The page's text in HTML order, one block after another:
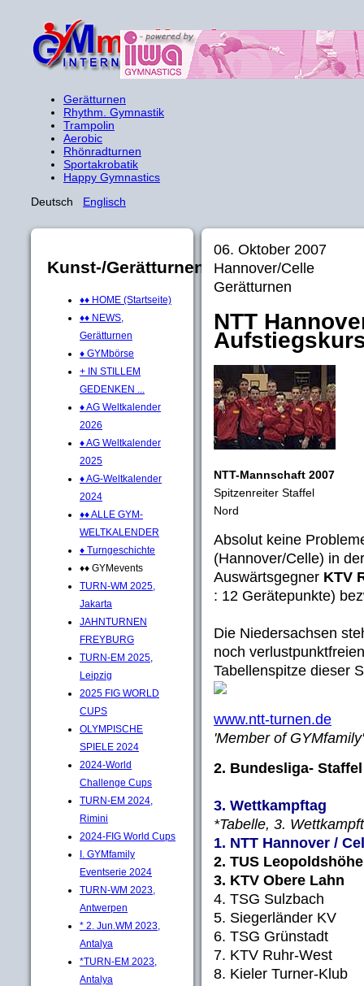
Gerätturnen
Rhythm. Gymnastik
Trampolin
Aerobic
Rhönradturnen
Sportakrobatik
Happy Gymnastics
Deutsch Englisch
Kunst-/Gerätturnen
♦♦ HOME (Startseite)
♦♦ NEWS,
Gerätturnen
♦ GYMbörse
+ IN STILLEM
GEDENKEN ...
♦ AG Weltkalender
2026
♦ AG Weltkalender
2025
♦ AG-Weltkalender
2024
♦♦ ALLE GYM-
WELTKALENDER
♦ Turngeschichte
♦♦ GYMevents
TURN-WM 2025,
Jakarta
JAHNTURNEN
FREYBURG
TURN-EM 2025,
Leipzig
2025 FIG WORLD
CUPS
OLYMPISCHE
SPIELE 2024
2024-World
Challenge Cups
TURN-EM 2024,
Rimini
2024-FIG World Cups
I. GYMfamily
Eventserie 2024
TURN-WM 2023,
Antwerpen
* 2. Jun.WM 2023,
Antalya
*TURN-EM 2023,
Antalya
06. Oktober 2007
Hannover/Celle
Gerätturnen
NTT
NTT-Mannschaft 2007
Spitzenreiter Staffel
Nord
Absolut keine
(Hannover/Celle) in
Auswärtsgegner KTV
: 12 Gerätepunkte)
Die Niedersachsen
noch
Tabellenspitze dieser
www.ntt-turnen.de
'Member of GYMfamily'
2. Bundesliga- Staffel
3. Wettkampftag
*Tabelle, 3.
1. NTT Hannover /
2. TUS
3. KTV Obere
4. TSG
5. Siegerländer
6. TSG
7. KTV Ruhr-
8. Kieler Turner-